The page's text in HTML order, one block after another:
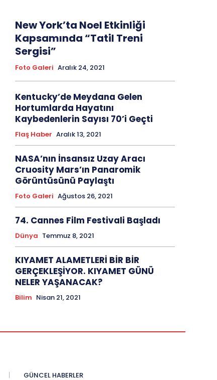
New York’ta Noel Etkinliği
Kapsamında “Tatil Treni
Sergisi”
Foto Galeri Aralık 24, 2021
Kentucky’de Meydana Gelen
Hortumlarda Hayatını
Kaybedenlerin Sayısı 70’i Geçti
Flaş Haber Aralık 13, 2021
NASA’nın İnsansız Uzay Aracı
Cruosity Mars’ın Panaromik
Görüntüsünü Paylaştı
Foto Galeri Ağustos 26, 2021
74. Cannes Film Festivali Başladı
Dünya Temmuz 8, 2021
KIYAMET ALAMETLERİ BİR BİR
GERÇEKLEŞİYOR. KIYAMET GÜNÜ
NELER YAŞANACAK?
Bilim Nisan 21, 2021
GÜNCEL HABERLER